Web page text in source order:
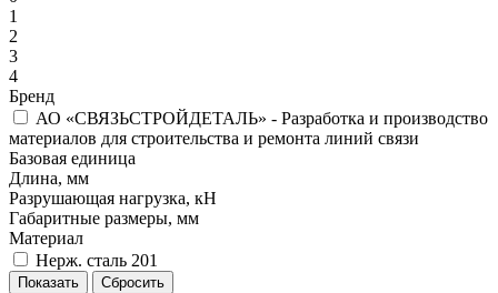
1
2
3
4
Бренд
АО «СВЯЗЬСТРОЙДЕТАЛЬ» - Разработка и производство
материалов для строительства и ремонта линий связи
Базовая единица
Длина, мм
Разрушающая нагрузка, кН
Габаритные размеры, мм
Материал
Нерж. сталь 201
Показать Сбросить